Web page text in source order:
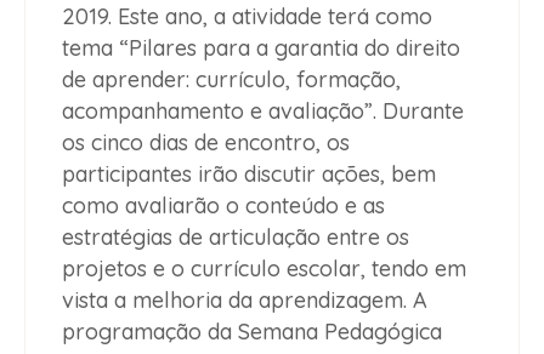
2019. Este ano, a atividade terá como
tema “Pilares para a garantia do direito
de aprender: currículo, formação,
acompanhamento e avaliação”. Durante
os cinco dias de encontro, os
participantes irão discutir ações, bem
como avaliarão o conteúdo e as
estratégias de articulação entre os
projetos e o currículo escolar, tendo em
vista a melhoria da aprendizagem. A
programação da Semana Pedagógica